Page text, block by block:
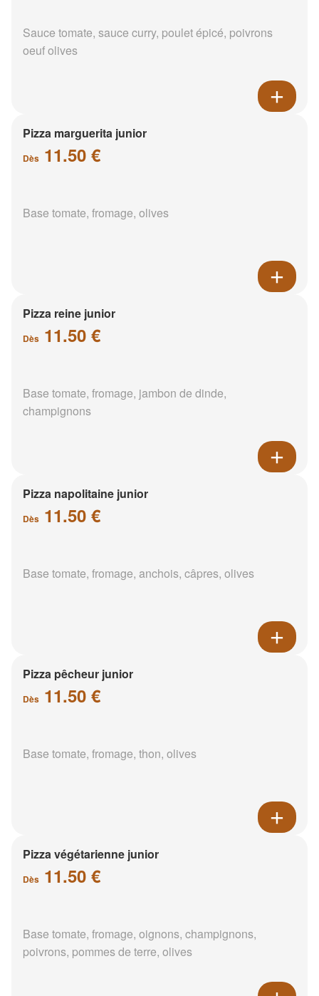
Sauce tomate, sauce curry, poulet épicé, poivrons
oeuf olives
Pizza marguerita junior
Dès 11.50 €
Base tomate, fromage, olives
Pizza reine junior
Dès 11.50 €
Base tomate, fromage, jambon de dinde,
champignons
Pizza napolitaine junior
Dès 11.50 €
Base tomate, fromage, anchois, câpres, olives
Pizza pêcheur junior
Dès 11.50 €
Base tomate, fromage, thon, olives
Pizza végétarienne junior
Dès 11.50 €
Base tomate, fromage, oignons, champignons,
poivrons, pommes de terre, olives